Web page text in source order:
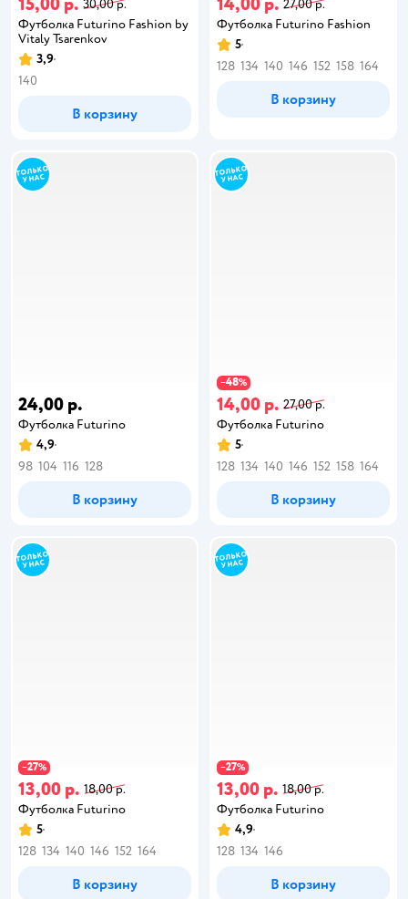
30,00 р.
Футболка Futurino Fashion by
Vitaly Tsarenkov
3,9
140
В корзину
27,00 р.
Футболка Futurino Fashion
5
128 134 140 146 152 158 164
В корзину
24,00 р.
Футболка Futurino
4,9
98 104 116 128
В корзину
−48%
14,00 р. 27,00 р.
Футболка Futurino
5
128 134 140 146 152 158 164
В корзину
−27%
13,00 р. 18,00 р.
Футболка Futurino
5
128 134 140 146 152 164
В корзину
−27%
13,00 р. 18,00 р.
Футболка Futurino
4,9
128 134 146
В корзину